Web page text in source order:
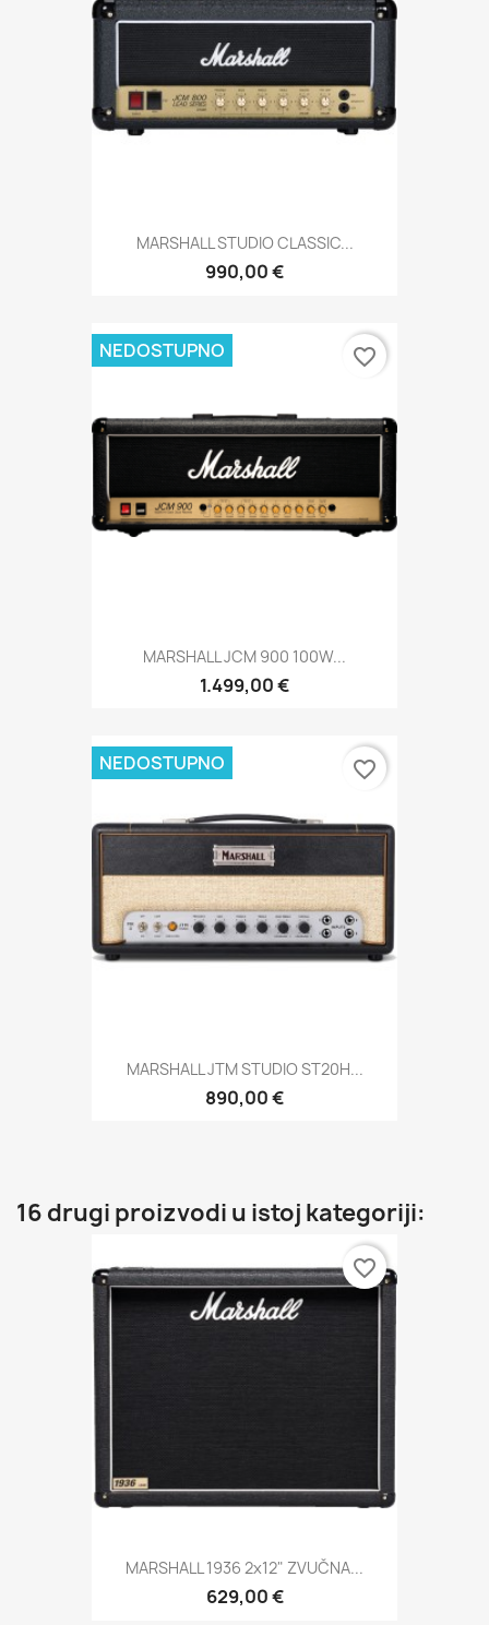
MARSHALL STUDIO CLASSIC...
990,00 €
MARSHALL JCM 900 100W...
1.499,00 €
NEDOSTUPNO favorite_border
MARSHALL JTM STUDIO ST20H...
890,00 €
NEDOSTUPNO favorite_border
16 drugi proizvodi u istoj kategoriji:
MARSHALL 1936 2x12" ZVUČNA...
629,00 €
favorite_border